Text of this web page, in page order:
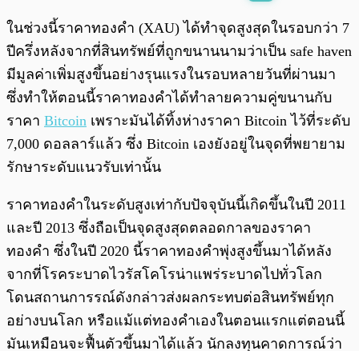
พร้อมเล่น 0:00
ในช่วงนี้ราคาทองคำ (XAU) ได้ทำจุดสูงสุดในรอบกว่า 7
ปีครึ่งหลังจากที่สินทรัพย์ที่ถูกขนานนามว่าเป็น safe haven
มีมูลค่าเพิ่มสูงขึ้นอย่างรุนแรงในรอบหลายวันที่ผ่านมา
ซึ่งทำให้ตอนนี้ราคาทองคำได้ทำลายความคู่ขนานกับ
ราคา Bitcoin เพราะมันได้ทิ้งห่างราคา Bitcoin ไว้ที่ระดับ
7,000 ดอลลาร์แล้ว ซึ่ง Bitcoin เองยังอยู่ในจุดที่พยายาม
รักษาระดับแนวรับเท่านั้น
ราคาทองคำในระดับสูงเท่ากับปัจจุบันนี้เกิดขึ้นในปี 2011
และปี 2013 ซึ่งถือเป็นจุดสูงสุดตลอดกาลของราคา
ทองคำ ซึ่งในปี 2020 นี้ราคาทองคำพุ่งสูงขึ้นมาได้หลัง
จากที่โรคระบาดไวรัสโคโรน่าแพร่ระบาดไปทั่วโลก
โดนสถานการรณ์ดังกล่าวส่งผลกระทบต่อสินทรัพย์ทุก
อย่างบนโลก หรือแม้แต่ทองคำเองในตอนแรกแต่ตอนนี้
มันเหมือนจะฟื้นตัวขึ้นมาได้แล้ว นักลงทุนคาดการณ์ว่า